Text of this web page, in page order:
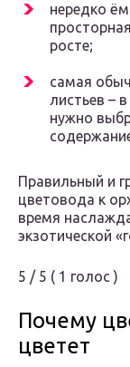
нередко
росте;
самая
листьев –
нужно
Правильный и
цветовода к
время
экзотической
5 / 5 ( 1 голос )
Почему
цветет